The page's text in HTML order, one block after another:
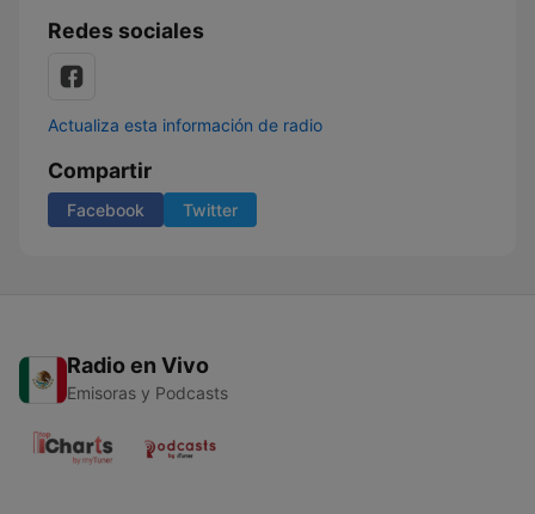
Redes sociales
Actualiza esta información de radio
Compartir
Facebook Twitter
Radio en Vivo
Emisoras y Podcasts